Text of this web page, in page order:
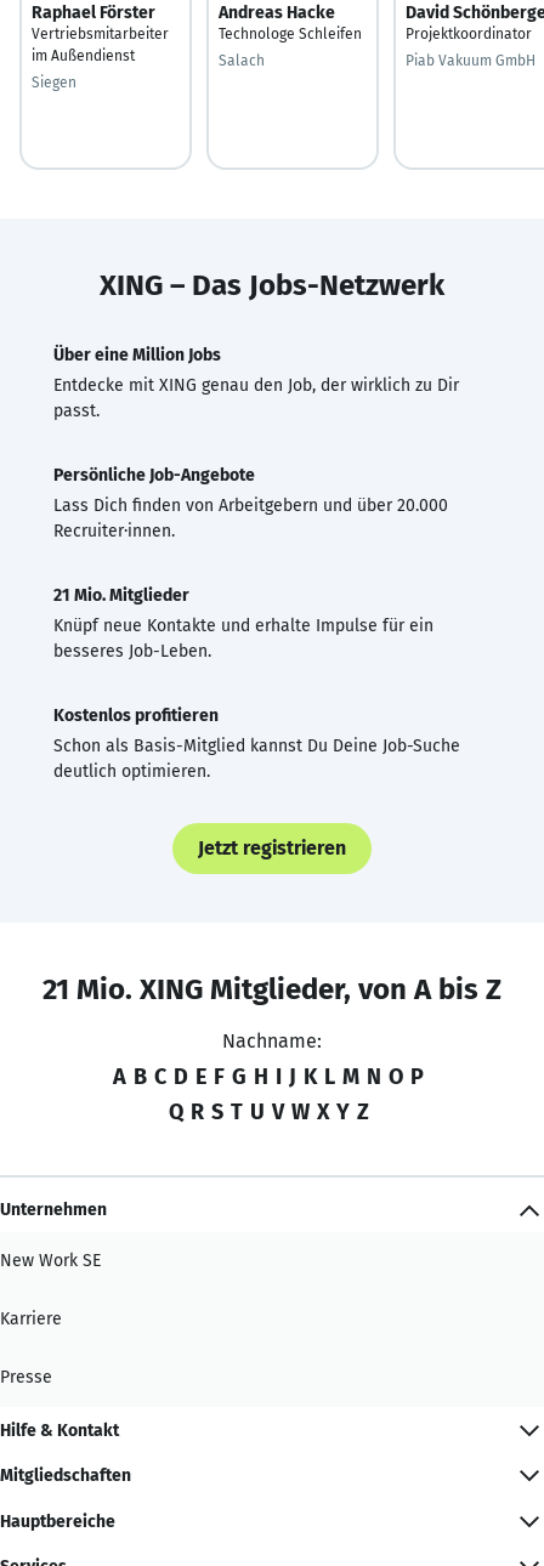
Raphael Förster
Vertriebsmitarbeiter
im Außendienst
Siegen
Andreas Hacke
Technologe Schleifen
Salach
David
Projektkoordinator
Piab Vakuum GmbH
XING – Das Jobs-Netzwerk
Über eine Million Jobs
Entdecke mit XING genau den Job, der wirklich zu Dir
passt.
Persönliche Job-Angebote
Lass Dich finden von Arbeitgebern und über 20.000
Recruiter·innen.
21 Mio. Mitglieder
Knüpf neue Kontakte und erhalte Impulse für ein
besseres Job-Leben.
Kostenlos profitieren
Schon als Basis-Mitglied kannst Du Deine Job-Suche
deutlich optimieren.
Jetzt registrieren
21 Mio. XING Mitglieder, von A bis Z
Nachname:
A B C D E F G H I J K L M N O P
Q R S T U V W X Y Z
Unternehmen
New Work SE
Karriere
Presse
Hilfe & Kontakt
Mitgliedschaften
Hauptbereiche